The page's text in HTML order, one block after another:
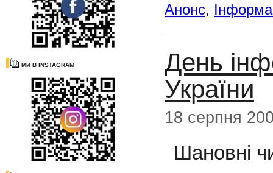
МИ В INSTAGRAM
Анонс,
День
України
18 серпня
Шановні